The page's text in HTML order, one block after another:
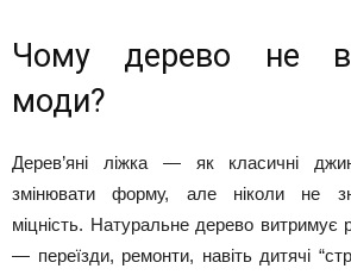
Чому дерево не
моди?
Дерев’яні ліжка — як класичні
змінювати форму, але ніколи не
міцність. Натуральне дерево витримує
— переїзди, ремонти, навіть дитячі